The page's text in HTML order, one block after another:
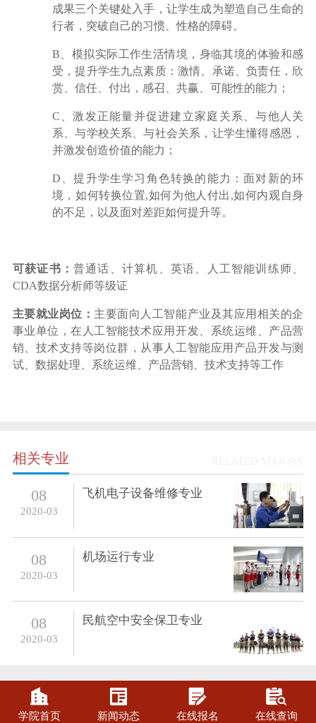
成果三个关键处入手，让学生成为塑造自己生命的
行者，突破自己的习惯、性格的障碍。
B、模拟实际工作生活情境，身临其境的体验和感
受，提升学生九点素质：激情、承诺、负责任，欣
赏、信任、付出，感召、共赢、可能性的能力；
C、激发正能量并促进建立家庭关系、与他人关
系、与学校关系、与社会关系，让学生懂得感恩，
并激发创造价值的能力；
D、提升学生学习角色转换的能力：面对新的环
境，如何转换位置,如何为他人付出,如何内观自身
的不足，以及面对差距如何提升等。
可获证书：普通话、计算机、英语 、人工智能训练师、
CDA数据分析师等级证
主要就业岗位： 主要面向人工智能产业及其应用相关的企
事业单位，在人工智能技术应用开发、系统运维、产品营
销、技术支持等岗位群，从事人工智能应用产品开发与测
试、数据处理、系统运维、产品营销、技术支持等工作
相关专业
08
2020-03
飞机电子设备维修专业
08
2020-03
机场运行专业
08
2020-03
民航空中安全保卫专业

学院首页

新闻动态

在线报名

在线查询